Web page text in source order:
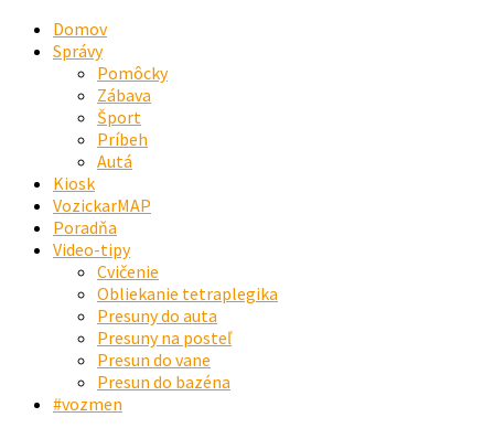
Domov
Správy
Pomôcky
Zábava
Šport
Príbeh
Autá
Kiosk
VozickarMAP
Poradňa
Video-tipy
Cvičenie
Obliekanie tetraplegika
Presuny do auta
Presuny na posteľ
Presun do vane
Presun do bazéna
#vozmen